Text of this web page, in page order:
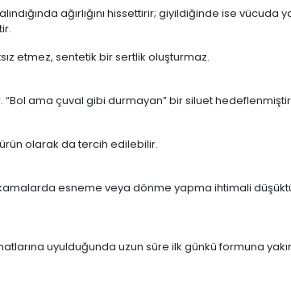
ağırlığını hissettirir; giyildiğinde ise vücuda
etmez, sentetik bir sertlik oluşturmaz.
ama çuval gibi durmayan” bir siluet
olarak da tercih edilebilir.
esneme veya dönme yapma ihtimali
uyulduğunda uzun süre ilk günkü formuna yakın